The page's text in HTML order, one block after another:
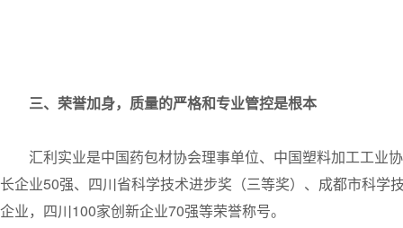
三、荣誉加身，质量的严格和专业管控是根本
汇利实业是中国药包材协会理事单位、中国塑料加工工业
长企业50强、四川省科学技术进步奖（三等奖）、成都市科
企业，四川100家创新企业70强等荣誉称号。